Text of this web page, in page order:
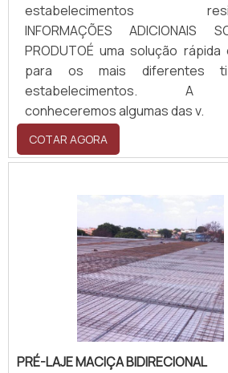
estabelecimentos
INFORMAÇÕES ADICIONAIS
PRODUTOÉ uma solução
para os mais diferentes
estabelecimentos. A
conheceremos algumas das v.
COTAR AGORA
PRÉ-LAJE MACIÇA BIDIRECIONAL